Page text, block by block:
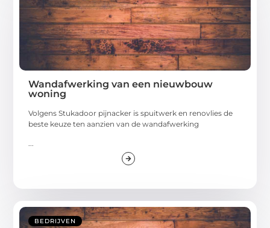
Wandafwerking van een nieuwbouw
woning
Volgens Stukadoor pijnacker is spuitwerk en renovlies de
beste keuze ten aanzien van de wandafwerking
...
BEDRIJVEN